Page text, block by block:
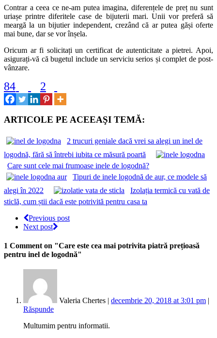
Contrar a ceea ce ne-am putea imagina, diferențele de preț nu sunt
uriașe printre diferitele case de bijuterii mari. Unii vor preferă să
meargă la un bijutier independent, crezând că ar putea găși oferte
mai bune, dar se vor înșela.
Oricum ar fi solicitați un certificat de autenticitate a pietrei. Apoi,
asigurați-vă că bugetul include un serviciu serios și complet de post-
vânzare.
84 2
ARTICOLE PE ACEEAŞI TEMĂ:
2 trucuri geniale dacă vrei sa alegi un inel de
logodnă, fără să întrebi iubita ce măsură poartă
Care sunt cele mai frumoase inele de logodnă?
Tipuri de inele logodnă de aur, ce modele să
alegi în 2022
Izolația termică cu vată de
sticlă, cum știi dacă este potrivită pentru casa ta
Previous post
Next post
1 Comment on "Care este cea mai potrivita piatră prețioasă
pentru inel de logodnă"
Valeria Chertes | decembrie 20, 2018 at 3:01 pm |
Răspunde
Multumim pentru informatii.